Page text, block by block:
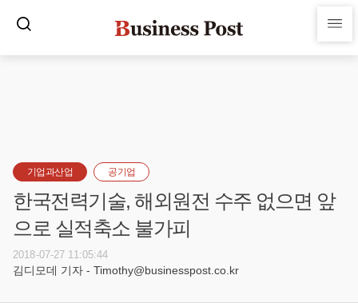
기업과산업 공기업
한국전력기술, 해외원전 수주 없으면 앞
으로 실적축소 불가피
2018-07-27 11:05:44
김디모데 기자 - Timothy@businesspost.co.kr